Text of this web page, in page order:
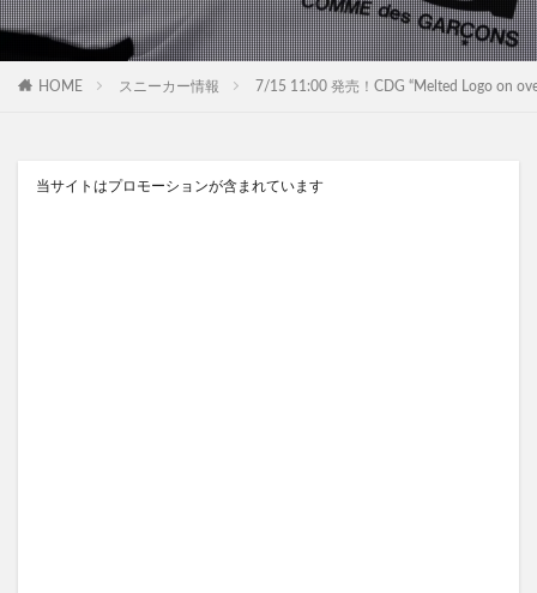
HOME スニーカー情報 7/15 11:00 発売！CDG “Melted Logo on
当サイトはプロモーションが含まれています